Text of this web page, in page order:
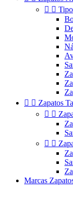
 
  Zapatos
 
 
Marcas